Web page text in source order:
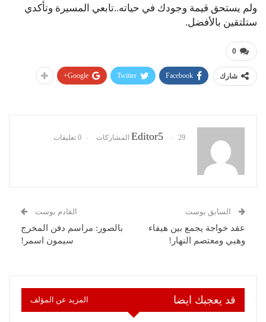
ولم يستحق قيمة وجودك في حياته..تابعي المسيرة وتأكدي
ستلتقين بالأفضل.
0
شارك Facebook
Twitter
Google+
Editor5 29 المشاركات 0 تعليقات
السابق بوست
عقد خواجة يجمع بين هيفاء
وهبي ومعتصم النهار!
القادم بوست
بالصور: مراسم دفن المخرج
سيمون اسمر!
قد يعجبك ايضا المزيد عن المؤلف